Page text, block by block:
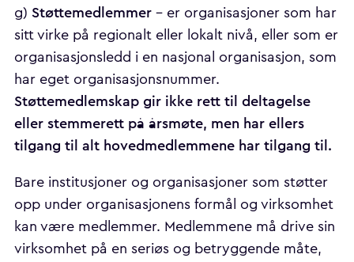
g) Støttemedlemmer - er organisasjoner som har
sitt virke på regionalt eller lokalt nivå, eller som er
organisasjonsledd i en nasjonal organisasjon, som
har eget organisasjonsnummer.
Støttemedlemskap gir ikke rett til deltagelse
eller stemmerett på årsmøte, men har ellers
tilgang til alt hovedmedlemmene har tilgang til.
Bare institusjoner og organisasjoner som støtter
opp under organisasjonens formål og virksomhet
kan være medlemmer. Medlemmene må drive sin
virksomhet på en seriøs og betryggende måte,